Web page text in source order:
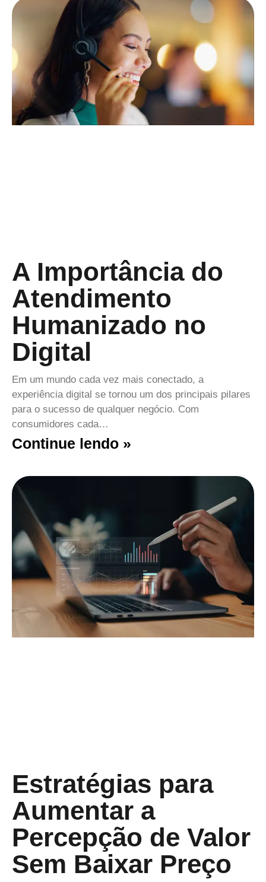
A Importância do
Atendimento
Humanizado no
Digital
Em um mundo cada vez mais conectado, a
experiência digital se tornou um dos principais pilares
para o sucesso de qualquer negócio. Com
consumidores cada…
Continue lendo »
Estratégias para
Aumentar a
Percepção de Valor
Sem Baixar Preço